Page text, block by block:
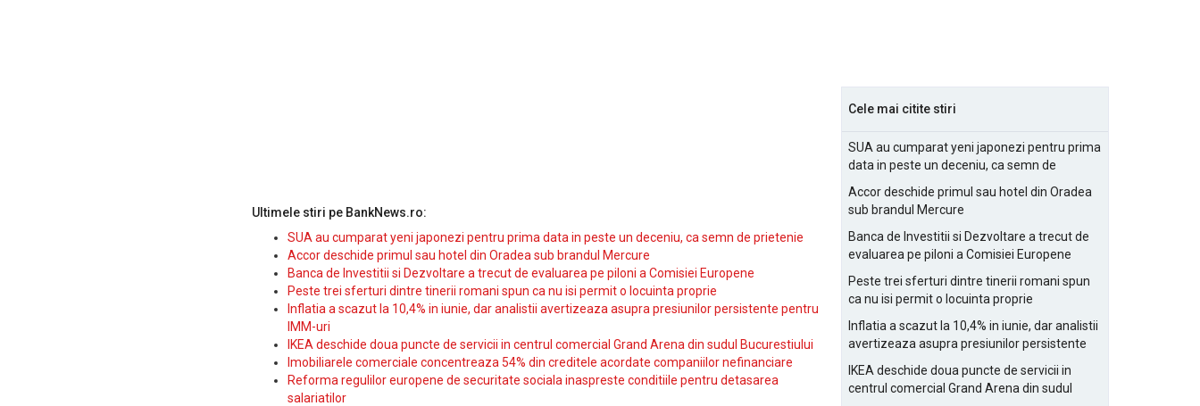
Ultimele stiri pe BankNews.ro:
SUA au cumparat yeni japonezi pentru prima data in peste un deceniu, ca semn de prietenie
Accor deschide primul sau hotel din Oradea sub brandul Mercure
Banca de Investitii si Dezvoltare a trecut de evaluarea pe piloni a Comisiei Europene
Peste trei sferturi dintre tinerii romani spun ca nu isi permit o locuinta proprie
Inflatia a scazut la 10,4% in iunie, dar analistii avertizeaza asupra presiunilor persistente pentru
IMM-uri
IKEA deschide doua puncte de servicii in centrul comercial Grand Arena din sudul Bucurestiului
Imobiliarele comerciale concentreaza 54% din creditele acordate companiilor nefinanciare
Reforma regulilor europene de securitate sociala inaspreste conditiile pentru detasarea
salariatilor
Cele mai citite stiri
SUA au cumparat yeni japonezi pentru prima
data in peste un deceniu, ca semn de
Accor deschide primul sau hotel din Oradea
sub brandul Mercure
Banca de Investitii si Dezvoltare a trecut de
evaluarea pe piloni a Comisiei Europene
Peste trei sferturi dintre tinerii romani spun
ca nu isi permit o locuinta proprie
Inflatia a scazut la 10,4% in iunie, dar analistii
avertizeaza asupra presiunilor persistente
IKEA deschide doua puncte de servicii in
centrul comercial Grand Arena din sudul